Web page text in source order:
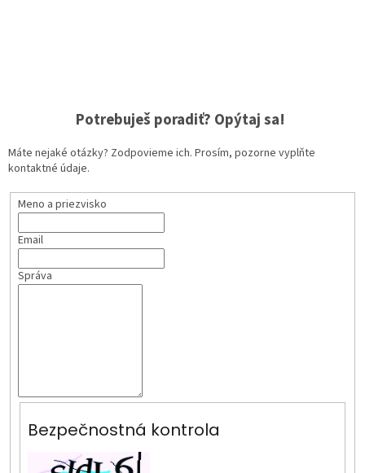
Potrebuješ poradiť? Opýtaj sa!
Máte nejaké otázky? Zodpovieme ich. Prosím, pozorne vyplňte
kontaktné údaje.
Meno a priezvisko
Email
Správa
Bezpečnostná kontrola